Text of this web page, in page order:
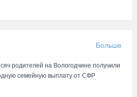
завершается ремонт автодороги
Больше
родителей на Вологодчине получили
семейную выплату от СФР